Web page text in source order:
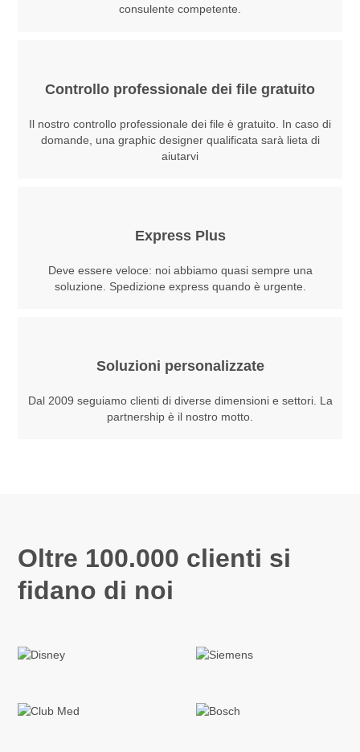
consulente competente.
Controllo professionale dei file gratuito
Il nostro controllo professionale dei file è gratuito. In caso di
domande, una graphic designer qualificata sarà lieta di
aiutarvi
Express Plus
Deve essere veloce: noi abbiamo quasi sempre una
soluzione. Spedizione express quando è urgente.
Soluzioni personalizzate
Dal 2009 seguiamo clienti di diverse dimensioni e settori. La
partnership è il nostro motto.
Oltre 100.000 clienti si
fidano di noi